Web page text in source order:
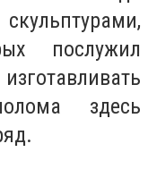
послужил
здесь